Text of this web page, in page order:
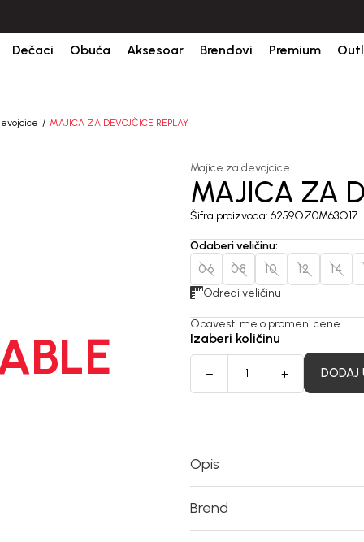
Dečaci Obuća Aksesoar Brendovi Premium
MAJICA ZA DEVOJČICE REPLAY
Majice za devojcice
MAJICA ZA
Šifra proizvoda: 6259OZ0M63O17
Odaberi veličinu:
06 08 10 12 14
Odredi veličinu
Obavesti me o promeni cene
Izaberi količinu
DODAJ
Opis
Brend